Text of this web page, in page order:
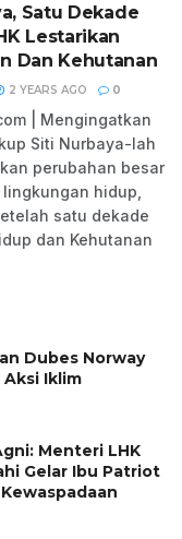
Satu Dekade
Lestarikan
Dan Kehutanan
2 YEARS AGO 0
| Mengingatkan
Siti Nurbaya-lah
perubahan besar
hidup,
satu dekade
dan Kehutanan
Dubes Norway
Iklim
Menteri LHK
Gelar Ibu Patriot